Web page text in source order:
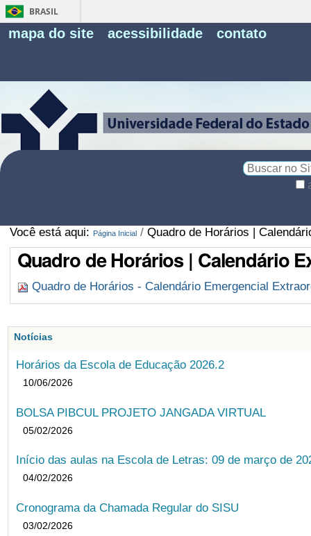
BRASIL
mapa do site acessibilidade contato
Você está aqui: Página Inicial / Quadro de Horários |
Quadro de Horários | Calendário
Quadro de Horários - Calendário Emergencial
Notícias
Horários da Escola de Educação 2026.2
10/06/2026
BOLSA PIBCUL PROJETO JANGADA VIRTUAL
05/02/2026
Início das aulas na Escola de Letras: 09 de março de
04/02/2026
Cronograma da Chamada Regular do SISU
03/02/2026